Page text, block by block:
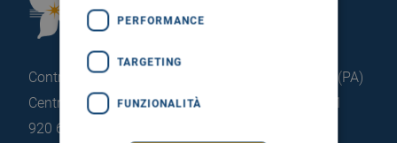
G.Giglio di Cefalù
Contrada Pietrapollastra - Pisciotto 90015 Cefalù (PA)
Centralino: +39 0921 920 111
Portineria: +39 0921
920 663
PERFORMANCE
TARGETING
FUNZIONALITÀ